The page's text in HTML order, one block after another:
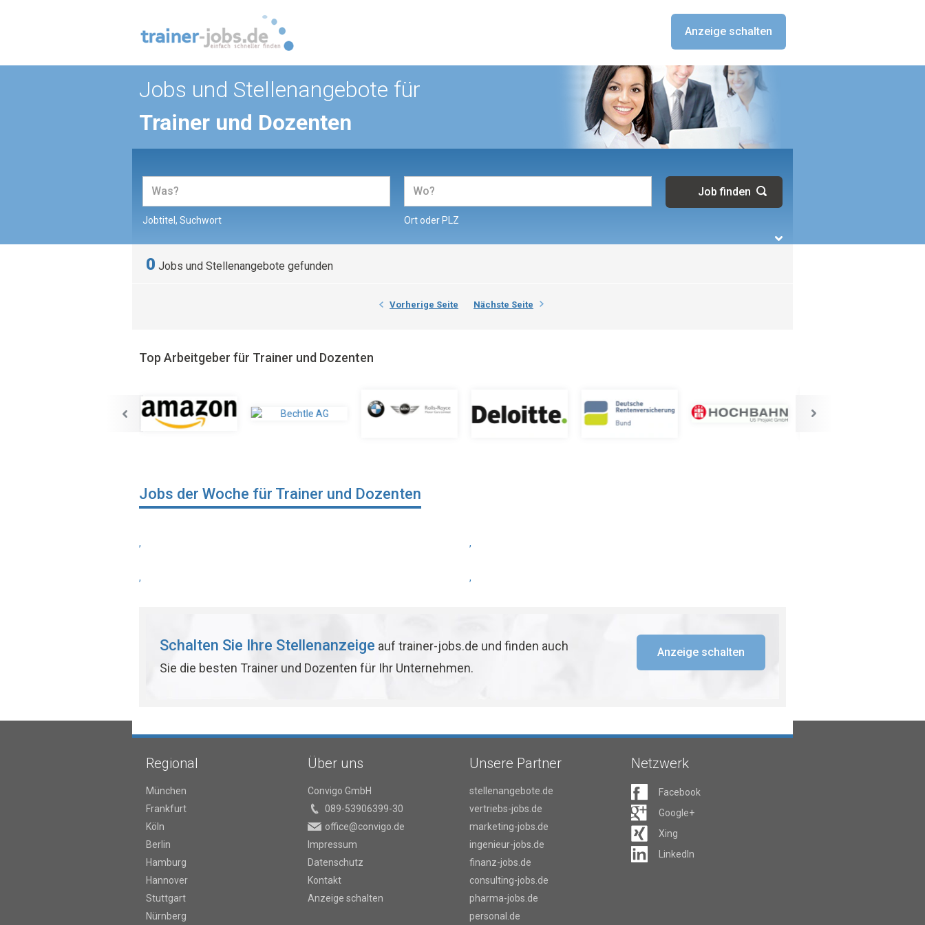
Anzeige schalten
Jobs und Stellenangebote für
Trainer und Dozenten
Jobtitel, Suchwort Ort oder PLZ
0 Jobs und Stellenangebote gefunden
Vorherige Seite Nächste Seite
Top Arbeitgeber für Trainer und Dozenten
Jobs der Woche für Trainer und Dozenten
, ,
, ,
Schalten Sie Ihre Stellenanzeige auf trainer-jobs.de und finden auch
Sie die besten Trainer und Dozenten für Ihr Unternehmen.
Anzeige schalten
Regional
München
Frankfurt
Köln
Berlin
Hamburg
Hannover
Stuttgart
Nürnberg
Über uns
Convigo GmbH
089-53906399-30
office@convigo.de
Impressum
Datenschutz
Kontakt
Anzeige schalten
Unsere Partner
stellenangebote.de
vertriebs-jobs.de
marketing-jobs.de
ingenieur-jobs.de
finanz-jobs.de
consulting-jobs.de
pharma-jobs.de
personal.de
Netzwerk
Facebook
Google+
Xing
LinkedIn